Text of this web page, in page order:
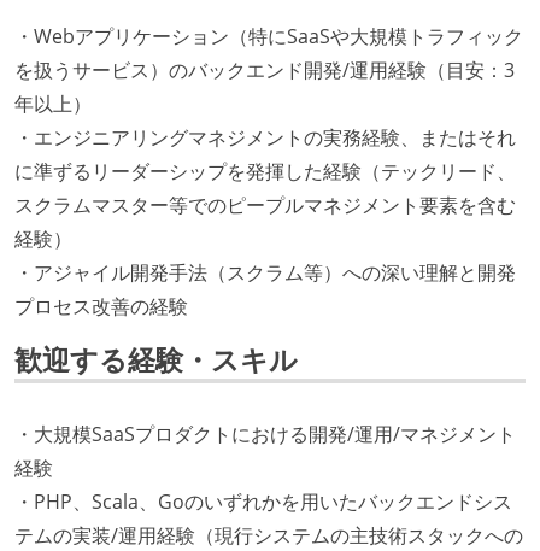
・Webアプリケーション（特にSaaSや大規模トラフィック
を扱うサービス）のバックエンド開発/運用経験（目安：3
年以上）
・エンジニアリングマネジメントの実務経験、またはそれ
に準ずるリーダーシップを発揮した経験（テックリード、
スクラムマスター等でのピープルマネジメント要素を含む
経験）
・アジャイル開発手法（スクラム等）への深い理解と開発
プロセス改善の経験
歓迎する経験・スキル
・大規模SaaSプロダクトにおける開発/運用/マネジメント
経験
・PHP、Scala、Goのいずれかを用いたバックエンドシス
テムの実装/運用経験（現行システムの主技術スタックへの